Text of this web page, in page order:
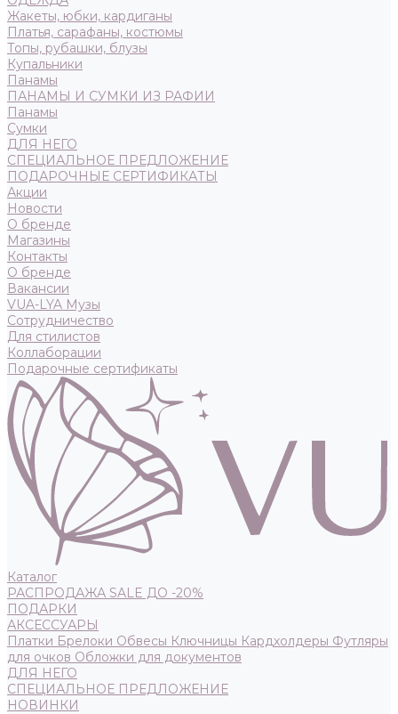
Жакеты, юбки, кардиганы
Платья, сарафаны, костюмы
Топы, рубашки, блузы
Купальники
Панамы
ПАНАМЫ И СУМКИ ИЗ РАФИИ
Панамы
Сумки
ДЛЯ НЕГО
СПЕЦИАЛЬНОЕ ПРЕДЛОЖЕНИЕ
ПОДАРОЧНЫЕ СЕРТИФИКАТЫ
Акции
Новости
О бренде
Магазины
Контакты
О бренде
Вакансии
VUA-LYA Музы
Сотрудничество
Для стилистов
Коллаборации
Подарочные сертификаты
Каталог
РАСПРОДАЖА SALE ДО -20%
ПОДАРКИ
АКСЕССУАРЫ
Платки Брелоки Обвесы Ключницы Кардхолдеры Футляры
для очков Обложки для документов
ДЛЯ НЕГО
СПЕЦИАЛЬНОЕ ПРЕДЛОЖЕНИЕ
НОВИНКИ